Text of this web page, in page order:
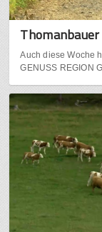
Auch diese Woche
GENUSS REGION